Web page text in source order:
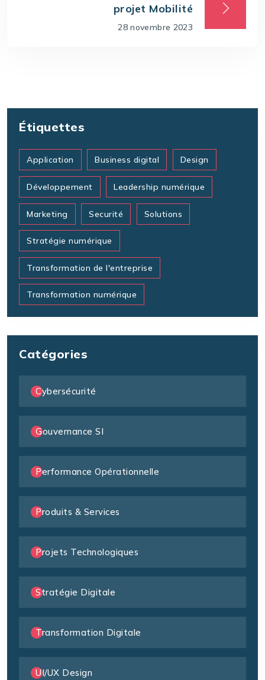
projet Mobilité
28 novembre 2023
Étiquettes
Application Business digital Design
Développement Leadership numérique
Marketing Securité Solutions
Stratégie numérique
Transformation de l'entreprise
Transformation numérique
Catégories
Cybersécurité
Gouvernance SI
Performance Opérationnelle
Produits & Services
Projets Technologiques
Stratégie Digitale
Transformation Digitale
UI/UX Design